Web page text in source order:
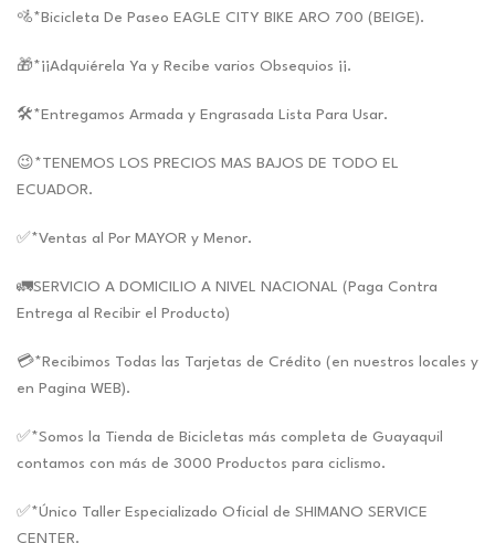
original
$285.00.
actual
$266.35.
🚵*Bicicleta De Paseo EAGLE CITY BIKE ARO 700 (BEIGE).
🎁*¡¡Adquiérela Ya y Recibe varios Obsequios ¡¡.
🛠*Entregamos Armada y Engrasada Lista Para Usar.
😉*TENEMOS LOS PRECIOS MAS BAJOS DE TODO EL
ECUADOR.
✅*Ventas al Por MAYOR y Menor.
🚛SERVICIO A DOMICILIO A NIVEL NACIONAL (Paga Contra
Entrega al Recibir el Producto)
💳*Recibimos Todas las Tarjetas de Crédito (en nuestros locales y
en Pagina WEB).
✅*Somos la Tienda de Bicicletas más completa de Guayaquil
contamos con más de 3000 Productos para ciclismo.
✅*Único Taller Especializado Oficial de SHIMANO SERVICE
CENTER.